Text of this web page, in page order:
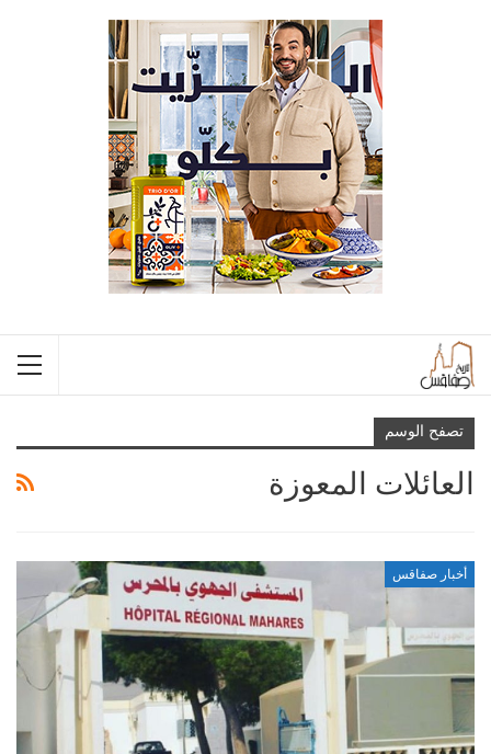
تصفح الوسم
العائلات المعوزة
أخبار صفاقس